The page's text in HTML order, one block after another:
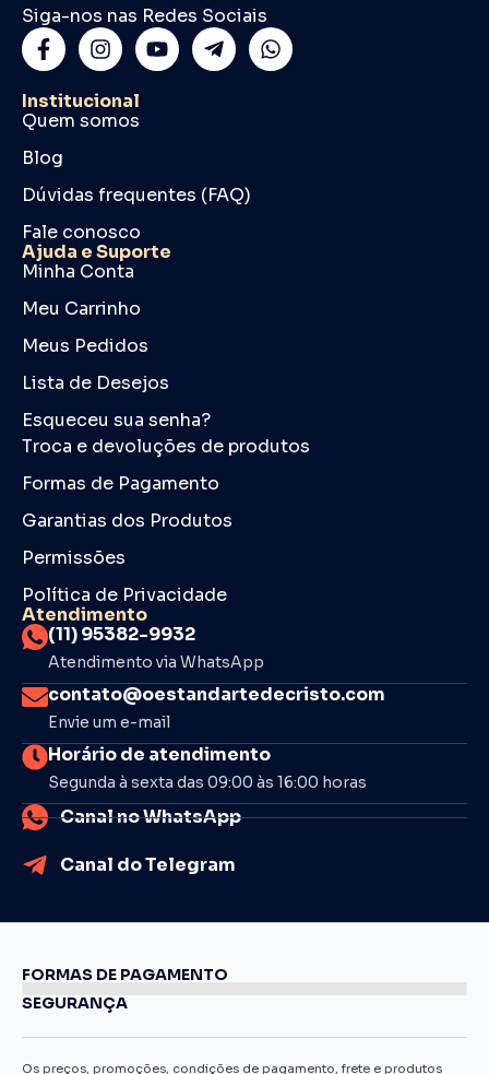
Siga-nos nas Redes Sociais
Institucional
Quem somos
Blog
Dúvidas frequentes (FAQ)
Fale conosco
Ajuda e Suporte
Minha Conta
Meu Carrinho
Meus Pedidos
Lista de Desejos
Esqueceu sua senha?
Troca e devoluções de produtos
Formas de Pagamento
Garantias dos Produtos
Permissões
Política de Privacidade
Atendimento
(11) 95382-9932
Atendimento via WhatsApp
contato@oestandartedecristo.com
Envie um e-mail
Horário de atendimento
Segunda à sexta das 09:00 às 16:00 horas
Canal no WhatsApp
Canal do Telegram
FORMAS DE PAGAMENTO
SEGURANÇA
Os preços, promoções, condições de pagamento, frete e produtos